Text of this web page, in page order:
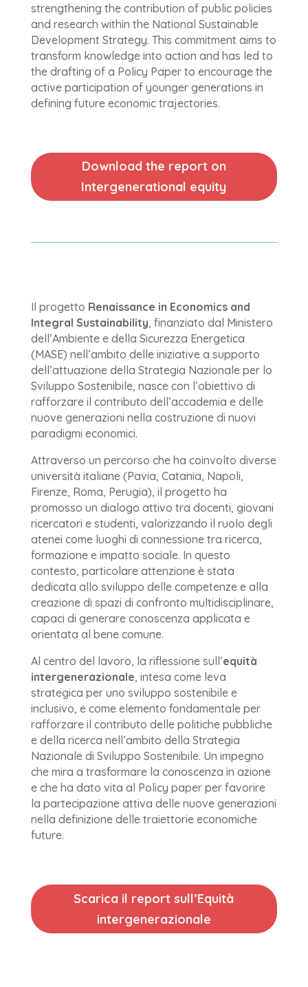
strengthening the contribution of public policies
and research within the National Sustainable
Development Strategy. This commitment aims to
transform knowledge into action and has led to
the drafting of a Policy Paper to encourage the
active participation of younger generations in
defining future economic trajectories.
Download the report on
Intergenerational equity
Il progetto Renaissance in Economics and
Integral Sustainability, finanziato dal Ministero
dell’Ambiente e della Sicurezza Energetica
(MASE) nell’ambito delle iniziative a supporto
dell’attuazione della Strategia Nazionale per lo
Sviluppo Sostenibile, nasce con l’obiettivo di
rafforzare il contributo dell’accademia e delle
nuove generazioni nella costruzione di nuovi
paradigmi economici.
Attraverso un percorso che ha coinvolto diverse
università italiane (Pavia, Catania, Napoli,
Firenze, Roma, Perugia), il progetto ha
promosso un dialogo attivo tra docenti, giovani
ricercatori e studenti, valorizzando il ruolo degli
atenei come luoghi di connessione tra ricerca,
formazione e impatto sociale. In questo
contesto, particolare attenzione è stata
dedicata allo sviluppo delle competenze e alla
creazione di spazi di confronto multidisciplinare,
capaci di generare conoscenza applicata e
orientata al bene comune.
Al centro del lavoro, la riflessione sull’equità
intergenerazionale, intesa come leva
strategica per uno sviluppo sostenibile e
inclusivo, e come elemento fondamentale per
rafforzare il contributo delle politiche pubbliche
e della ricerca nell’ambito della Strategia
Nazionale di Sviluppo Sostenibile. Un impegno
che mira a trasformare la conoscenza in azione
e che ha dato vita al Policy paper per favorire
la partecipazione attiva delle nuove generazioni
nella definizione delle traiettorie economiche
future.
Scarica il report sull’Equità
intergenerazionale